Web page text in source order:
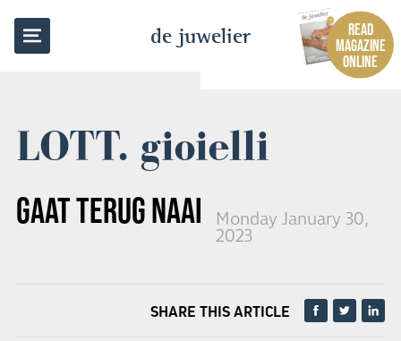
de juwelier
READ
MAGAZINE
ONLINE
LOTT. gioielli
GAAT TERUG NAAR HAAR ROOTS
Monday January 30,
2023
BACK TO OVERVIEW
SHARE THIS ARTICLE